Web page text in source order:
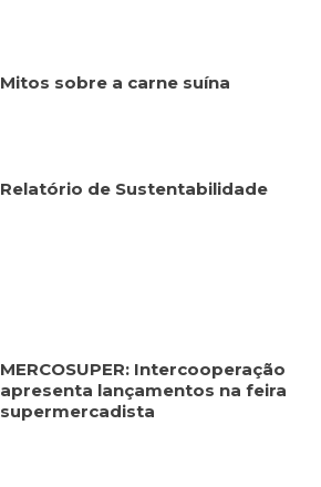
Mitos sobre a carne suína
Relatório de Sustentabilidade
MERCOSUPER: Intercooperação
apresenta lançamentos na feira
supermercadista